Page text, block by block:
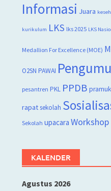
Informasi Juara
kurikulum LKS lks 2025 LKS
Medallion For Excellence (MOE)
O2SN PAWAI
pesantren PKL PPDB
rapatsekolah
Sekolah upacara Workshop
KALENDER
Agustus 2026